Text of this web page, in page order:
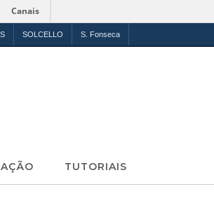
Canais
SOLCELLO S. Fonseca
TUTORIAIS